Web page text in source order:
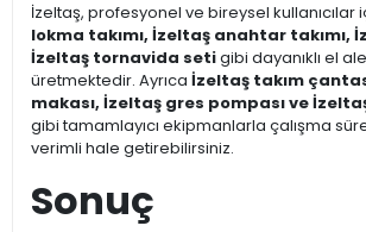
İzeltaş, profesyonel ve bireysel kullanıcılar
lokma takımı, İzeltaş anahtar takımı,
İzeltaş tornavida setigibi dayanıklı el
üretmektedir. Ayrıca İzeltaş takım
makası, İzeltaş gres pompası ve
gibi tamamlayıcı ekipmanlarla çalışma
verimli hale getirebilirsiniz.
Sonuç